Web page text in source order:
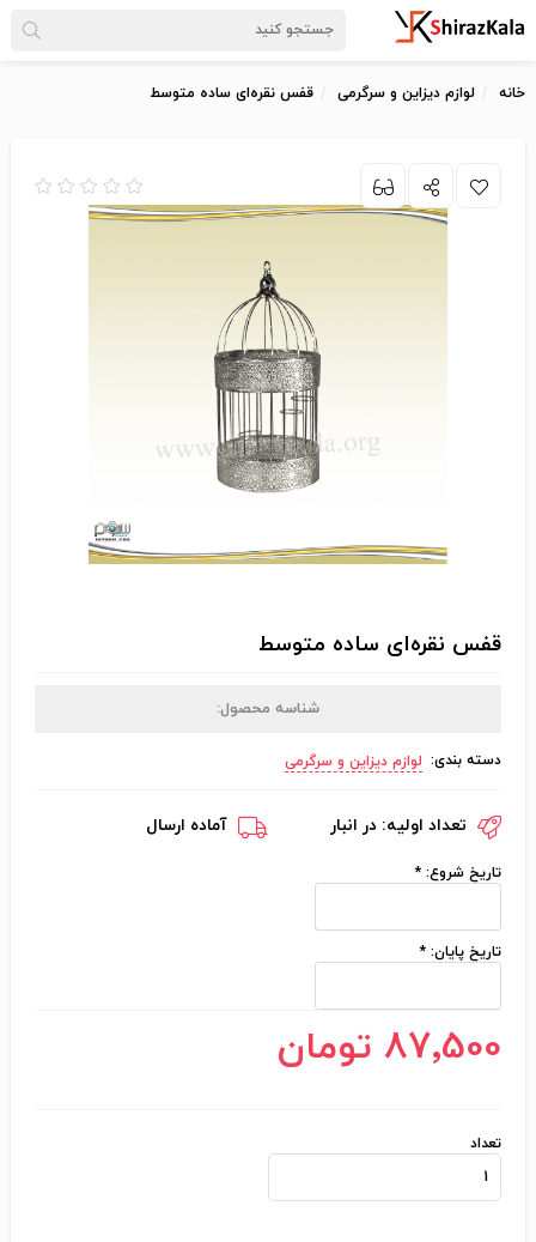
خانه لوازم دیزاین و سرگرمی قفس نقره‌ای ساده متوسط
قفس نقره‌ای ساده متوسط
شناسه محصول:
دسته بندی: لوازم دیزاین و سرگرمی
تعداد اولیه: در انبار آماده ارسال
تاریخ شروع: *
تاریخ پایان: *
87٬500 تومان
تعداد